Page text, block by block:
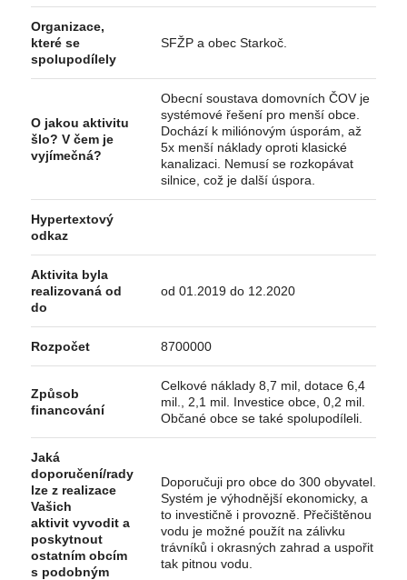
Organizace,
které se
spolupodílely
SFŽP a obec Starkoč.
O jakou aktivitu
šlo? V čem je
vyjímečná?
Obecní soustava domovních ČOV je
systémové řešení pro menší obce.
Dochází k miliónovým úsporám, až
5x menší náklady oproti klasické
kanalizaci. Nemusí se rozkopávat
silnice, což je další úspora.
Hypertextový
odkaz
Aktivita byla
realizovaná od
do
od 01.2019 do 12.2020
Rozpočet 8700000
Způsob
financování
Celkové náklady 8,7 mil, dotace 6,4
mil., 2,1 mil. Investice obce, 0,2 mil.
Občané obce se také spolupodíleli.
Jaká
doporučení/rady
lze z realizace
Vašich
aktivit vyvodit a
poskytnout
ostatním obcím
s podobným
Doporučuji pro obce do 300 obyvatel.
Systém je výhodnější ekonomicky, a
to investičně i provozně. Přečištěnou
vodu je možné použít na zálivku
trávníků i okrasných zahrad a uspořit
tak pitnou vodu.